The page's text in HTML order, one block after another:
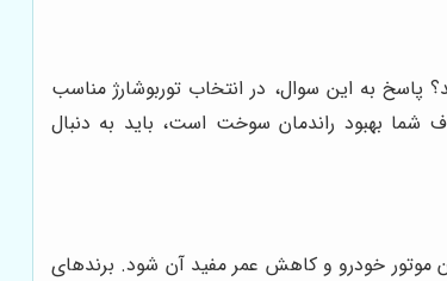
به این سوال، در انتخاب توربوشارژ مناسب
شما بهبود راندمان سوخت است، باید به دنبال
موتور خودرو و کاهش عمر مفید آن شود. برندهای